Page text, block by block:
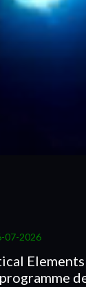
07-2026